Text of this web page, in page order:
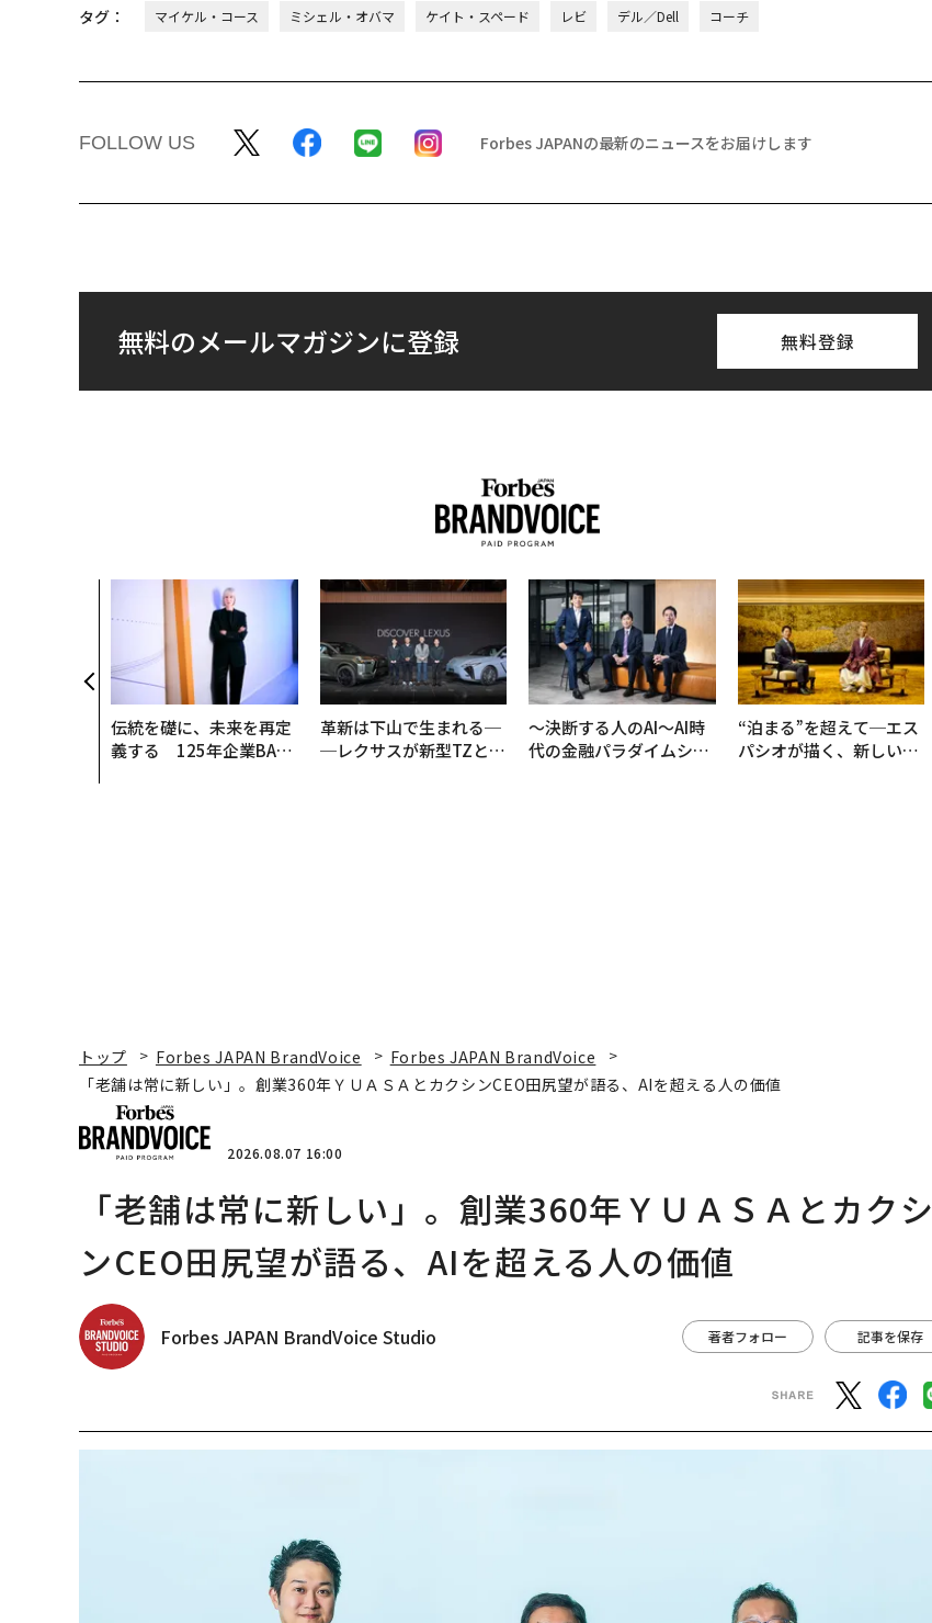
タグ： マイケル・コース ミシェル・オバマ ケイト・スペード レビ デル／Dell コーチ
FOLLOW US Forbes JAPANの最新のニュースをお届けします
無料のメールマガジンに登録 無料登録
伝統を礎に、未来を再定
義する 125年企業BAT
革新は下山で生まれる─
─レクサスが新型TZとE
〜決断する人のAI〜AI時
代の金融パラダイムシフ
“泊まる”を超えて─エス
パシオが描く、新しい日
トップ Forbes JAPAN BrandVoice
Forbes JAPAN BrandVoice
「老舗は常に新しい」。創業360年ＹＵＡＳＡとカクシンCEO田尻望が語る、AIを超える人の価値
2026.08.07 16:00
「老舗は常に新しい」。創業360年ＹＵＡＳＡとカクシ
ンCEO田尻望が語る、AIを超える人の価値
Forbes JAPAN BrandVoice Studio 著者フォロー 記事を保存